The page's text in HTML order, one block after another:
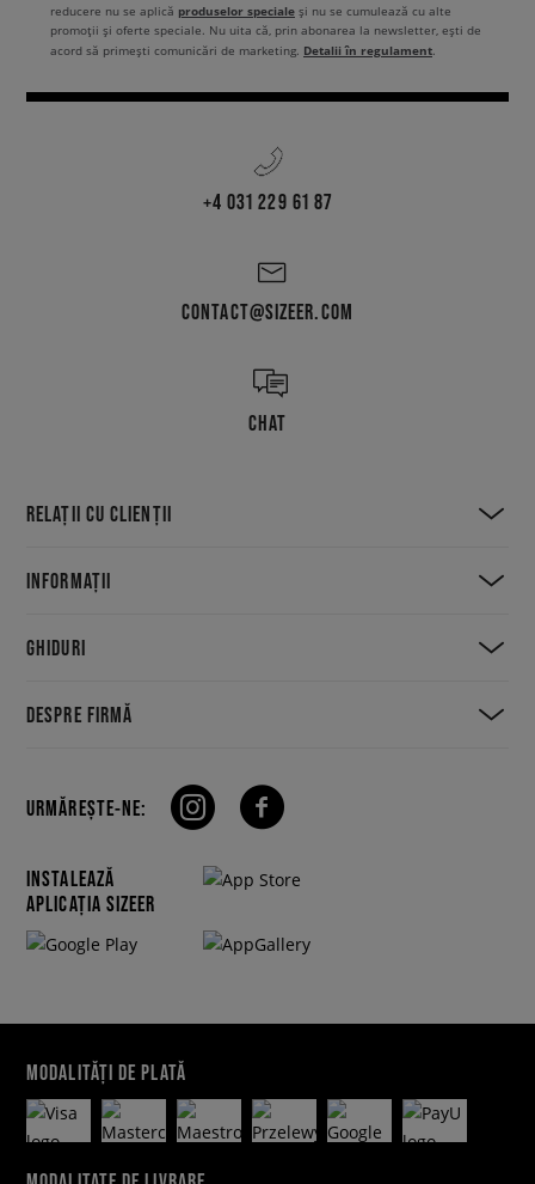
reducere nu se aplică produselor speciale și nu se cumulează cu alte
promoții și oferte speciale. Nu uita că, prin abonarea la newsletter, ești de
acord să primești comunicări de marketing. Detalii în regulament.
+4 031 229 61 87
CONTACT@SIZEER.COM
CHAT
RELAȚII CU CLIENȚII
INFORMAȚII
GHIDURI
DESPRE FIRMĂ
URMĂREȘTE-NE:
INSTALEAZĂ
APLICAȚIA SIZEER
MODALITĂȚI DE PLATĂ